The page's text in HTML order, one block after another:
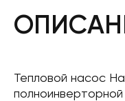
Тепловой насос